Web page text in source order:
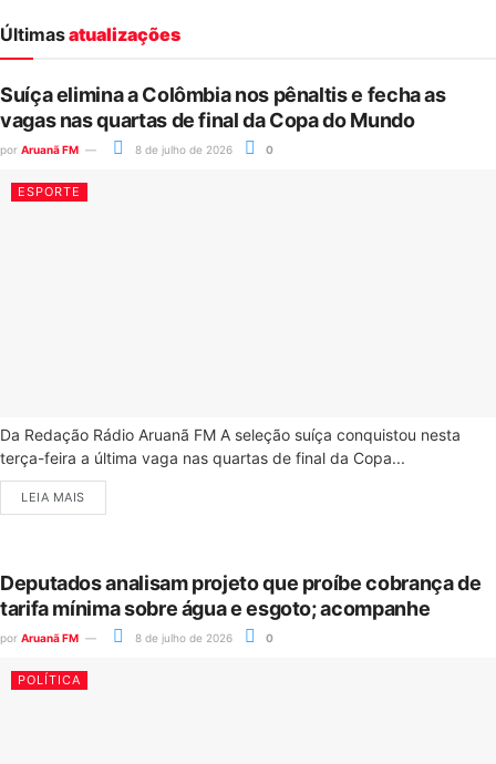
Últimasatualizações
Suíça elimina a Colômbia nos pênaltis e fecha as
vagas nas quartas de final da Copa do Mundo
por Aruanã FM 8 de julho de 2026 0
ESPORTE
Da Redação Rádio Aruanã FM A seleção suíça conquistou nesta
terça-feira a última vaga nas quartas de final da Copa...
LEIA MAIS
Deputados analisam projeto que proíbe cobrança de
tarifa mínima sobre água e esgoto; acompanhe
por Aruanã FM 8 de julho de 2026 0
POLÍTICA